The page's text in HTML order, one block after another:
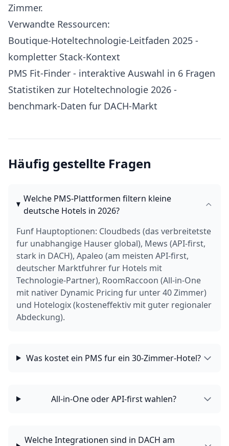
Zimmer.
Verwandte Ressourcen:
Boutique-Hoteltechnologie-Leitfaden 2025 -
kompletter Stack-Kontext
PMS Fit-Finder - interaktive Auswahl in 6 Fragen
Statistiken zur Hoteltechnologie 2026 -
benchmark-Daten fur DACH-Markt
Häufig gestellte Fragen
Welche PMS-Plattformen filtern kleine
deutsche Hotels in 2026?
Funf Hauptoptionen: Cloudbeds (das verbreitetste
fur unabhangige Hauser global), Mews (API-first,
stark in DACH), Apaleo (am meisten API-first,
deutscher Marktfuhrer fur Hotels mit
Technologie-Partner), RoomRaccoon (All-in-One
mit nativer Dynamic Pricing fur unter 40 Zimmer)
und Hotelogix (kosteneffektiv mit guter regionaler
Abdeckung).
Was kostet ein PMS fur ein 30-Zimmer-Hotel?
All-in-One oder API-first wahlen?
Welche Integrationen sind in DACH am